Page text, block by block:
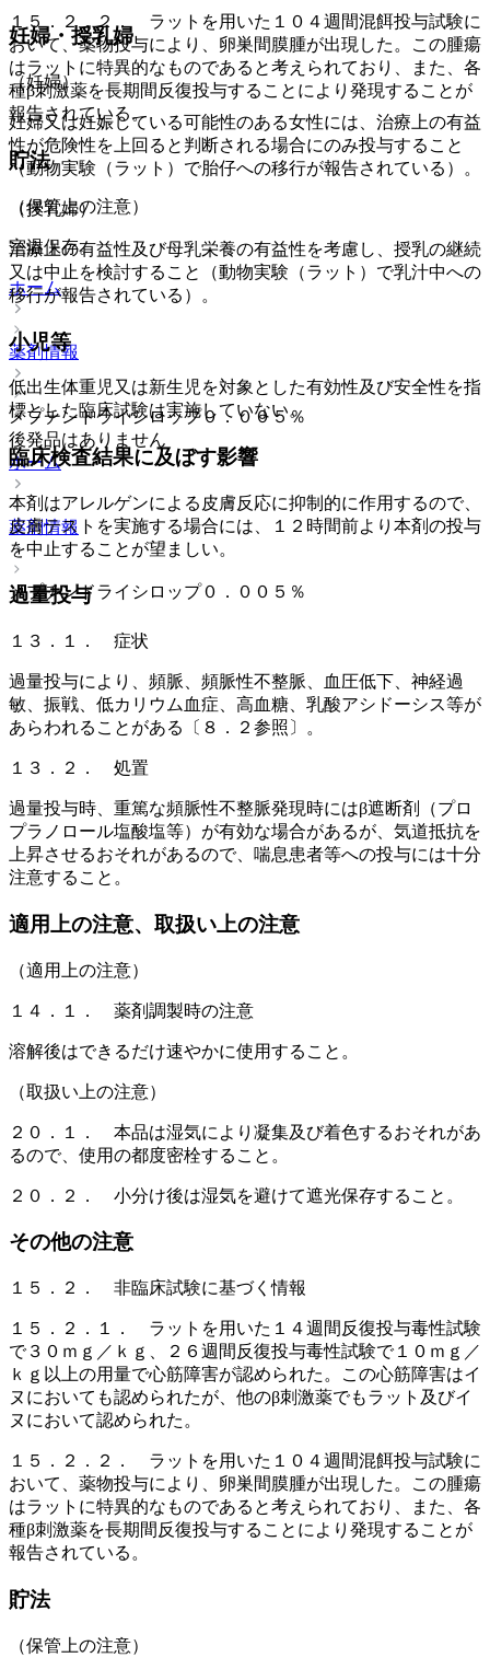
１５．２．２． ラットを用いた１０４週間混餌投与試験に
おいて、薬物投与により、卵巣間膜腫が出現した。この腫瘍
はラットに特異的なものであると考えられており、また、各
種β刺激薬を長期間反復投与することにより発現することが
報告されている。
貯法
（保管上の注意）
室温保存。
ホーム
薬剤情報
メプチンドライシロップ０．００５％
後発品はありません
ホーム
薬剤情報
メプチンドライシロップ０．００５％
妊婦・授乳婦
（妊婦）
妊婦又は妊娠している可能性のある女性には、治療上の有益
性が危険性を上回ると判断される場合にのみ投与すること
（動物実験（ラット）で胎仔への移行が報告されている）。
（授乳婦）
治療上の有益性及び母乳栄養の有益性を考慮し、授乳の継続
又は中止を検討すること（動物実験（ラット）で乳汁中への
移行が報告されている）。
小児等
低出生体重児又は新生児を対象とした有効性及び安全性を指
標とした臨床試験は実施していない。
臨床検査結果に及ぼす影響
本剤はアレルゲンによる皮膚反応に抑制的に作用するので、
皮膚テストを実施する場合には、１２時間前より本剤の投与
を中止することが望ましい。
過量投与
１３．１． 症状
過量投与により、頻脈、頻脈性不整脈、血圧低下、神経過
敏、振戦、低カリウム血症、高血糖、乳酸アシドーシス等が
あらわれることがある〔８．２参照〕。
１３．２． 処置
過量投与時、重篤な頻脈性不整脈発現時にはβ遮断剤（プロ
プラノロール塩酸塩等）が有効な場合があるが、気道抵抗を
上昇させるおそれがあるので、喘息患者等への投与には十分
注意すること。
適用上の注意、取扱い上の注意
（適用上の注意）
１４．１． 薬剤調製時の注意
溶解後はできるだけ速やかに使用すること。
（取扱い上の注意）
２０．１． 本品は湿気により凝集及び着色するおそれがあ
るので、使用の都度密栓すること。
２０．２． 小分け後は湿気を避けて遮光保存すること。
その他の注意
１５．２． 非臨床試験に基づく情報
１５．２．１． ラットを用いた１４週間反復投与毒性試験
で３０ｍｇ／ｋｇ、２６週間反復投与毒性試験で１０ｍｇ／
ｋｇ以上の用量で心筋障害が認められた。この心筋障害はイ
ヌにおいても認められたが、他のβ刺激薬でもラット及びイ
ヌにおいて認められた。
１５．２．２． ラットを用いた１０４週間混餌投与試験に
おいて、薬物投与により、卵巣間膜腫が出現した。この腫瘍
はラットに特異的なものであると考えられており、また、各
種β刺激薬を長期間反復投与することにより発現することが
報告されている。
貯法
（保管上の注意）